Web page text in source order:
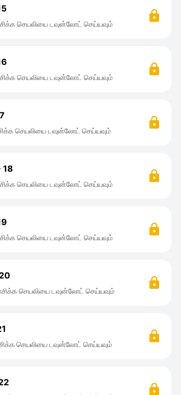
செயலியை டவுன்லோட் செய்யவும்
செயலியை டவுன்லோட் செய்யவும்
செயலியை டவுன்லோட் செய்யவும்
18
செயலியை டவுன்லோட் செய்யவும்
செயலியை டவுன்லோட் செய்யவும்
செயலியை டவுன்லோட் செய்யவும்
செயலியை டவுன்லோட் செய்யவும்